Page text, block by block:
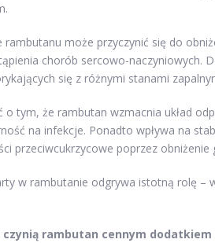
rambutanu może przyczynić się do
chorób sercowo-naczyniowych.
się z różnymi stanami
o tym, że rambutan wzmacnia układ
na infekcje. Ponadto wpływa na
przeciwcukrzycowe poprzez
w rambutanie odgrywa istotną rolę
rambutan cennym